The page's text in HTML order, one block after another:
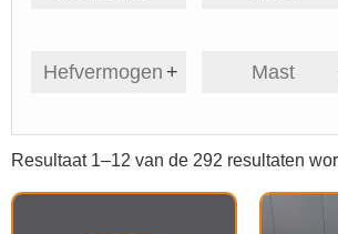
Hefvermogen + Mast
Resultaat 1–12 van de 292 resultaten